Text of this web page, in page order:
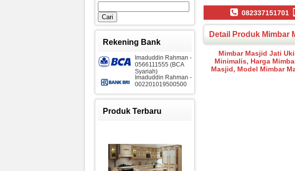
082337151701
Detail Produk Mimbar
Mimbar Masjid Jati
Minimalis, Harga
Masjid, Model Mimbar
Cari
untuk:
Rekening Bank
Imaduddin Rahman -
0566111555 (BCA
Syariah)
Imaduddin Rahman -
002201019500500
Produk Terbaru